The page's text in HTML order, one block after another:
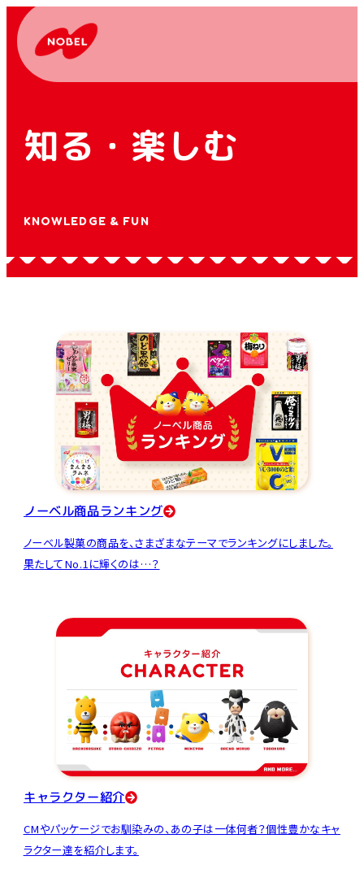
知る・楽しむ
KNOWLEDGE & FUN
ノーベル商品ランキング
ノーベル製菓の商品を、さまざまなテーマでランキングにしました。
果たしてNo.1に輝くのは…？
キャラクター紹介
CMやパッケージでお馴染みの、あの子は一体何者？個性豊かなキャ
ラクター達を紹介します。